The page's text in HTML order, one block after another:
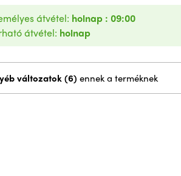
átvétel: holnap : 09:00
átvétel: holnap
Egyéb változatok (6) ennek a terméknek